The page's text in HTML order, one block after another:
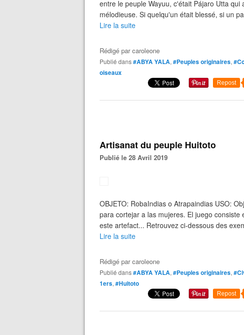
entre le peuple Wayuu, c'était Pájaro Utta
mélodieuse. Si quelqu'un était blessé, si un
Lire la suite
Rédigé parcaroleone
Publié dans#ABYA YALA, #Peuples originaires,
oiseaux
Repost
Artisanat du peuple Huitoto
Publié le 28 Avril 2019
OBJETO: RobaIndias o Atrapaindias USO:
para cortejar a las mujeres. El juego
este artefact... Retrouvez ci-dessous des
Lire la suite
Rédigé parcaroleone
Publié dans#ABYA YALA, #Peuples originaires,
1ers, #Huitoto
Repost